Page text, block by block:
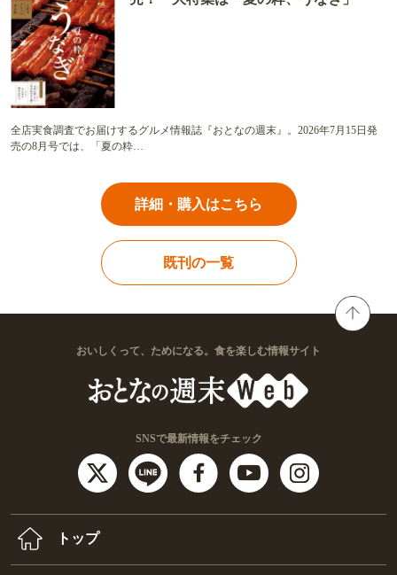
全店実食調査でお届けするグルメ情報誌『おとなの週末』。2026年7月15日発
売の8月号では、「夏の粋…
詳細・購入はこちら
既刊の一覧
おいしくって、ためになる。食を楽しむ情報サイト
SNSで最新情報をチェック
トップ